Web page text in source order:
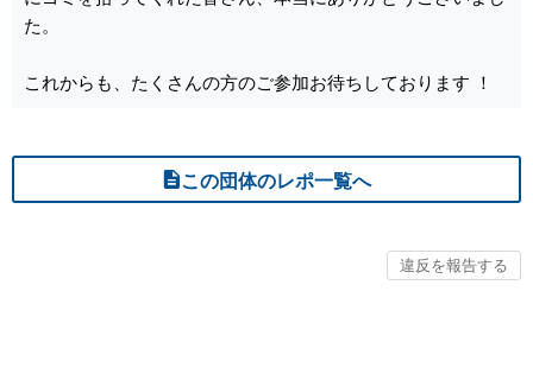
た。
これからも、たくさんの方のご参加お待ちしております ！
この団体のレポ一覧へ